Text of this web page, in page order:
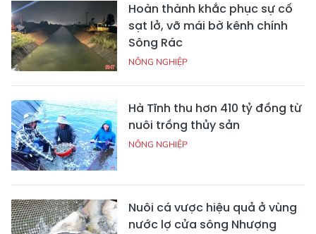
Hoàn thành khắc phục sự cố
sạt lở, vỡ mái bờ kênh chính
Sông Rác
NÔNG NGHIỆP
Hà Tĩnh thu hơn 410 tỷ đồng từ
nuôi trồng thủy sản
NÔNG NGHIỆP
Nuôi cá vược hiệu quả ở vùng
nước lợ cửa sông Nhượng